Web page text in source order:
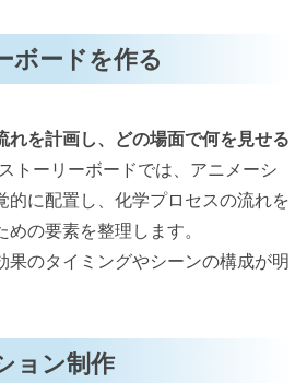
ボードを作る
れを計画し、どの場面で何を見せる
ストーリーボードでは、アニメーシ
的に配置し、化学プロセスの流れを
の要素を整理します。
のタイミングやシーンの構成が明
ョン制作